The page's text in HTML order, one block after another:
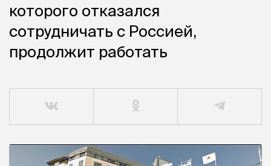
которого отказался
сотрудничать с Россией,
продолжит работать